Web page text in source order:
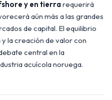
y en tierra requerirá
aún más a las grandes
de capital. El equilibrio
la creación de valor con
central en la
acuícola noruega.